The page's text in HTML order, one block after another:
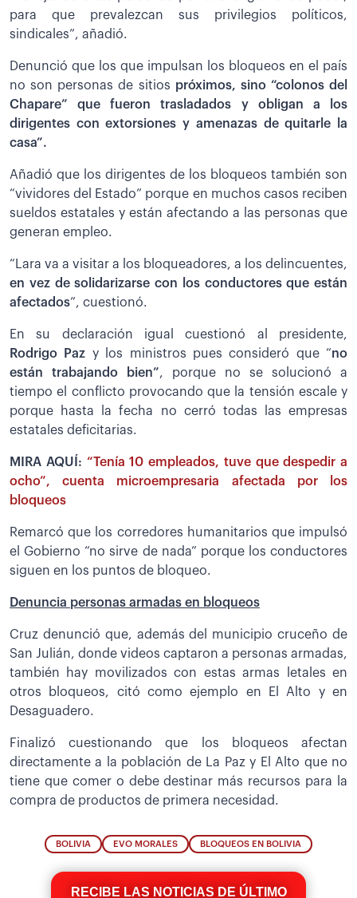
para que prevalezcan sus privilegios políticos,
sindicales”, añadió.
Denunció que los que impulsan los bloqueos en el país
no son personas de sitios próximos, sino “colonos del
Chapare” que fueron trasladados y obligan a los
dirigentes con extorsiones y amenazas de quitarle la
casa”.
Añadió que los dirigentes de los bloqueos también son
“vividores del Estado” porque en muchos casos reciben
sueldos estatales y están afectando a las personas que
generan empleo.
“Lara va a visitar a los bloqueadores, a los delincuentes,
en vez de solidarizarse con los conductores que están
afectados”, cuestionó.
En su declaración igual cuestionó al presidente,
Rodrigo Paz y los ministros pues consideró que “no
están trabajando bien”, porque no se solucionó a
tiempo el conflicto provocando que la tensión escale y
porque hasta la fecha no cerró todas las empresas
estatales deficitarias.
MIRA AQUÍ: “Tenía 10 empleados, tuve que despedir a
ocho”, cuenta microempresaria afectada por los
bloqueos
Remarcó que los corredores humanitarios que impulsó
el Gobierno “no sirve de nada” porque los conductores
siguen en los puntos de bloqueo.
Denuncia personas armadas en bloqueos
Cruz denunció que, además del municipio cruceño de
San Julián, donde videos captaron a personas armadas,
también hay movilizados con estas armas letales en
otros bloqueos, citó como ejemplo en El Alto y en
Desaguadero.
Finalizó cuestionando que los bloqueos afectan
directamente a la población de La Paz y El Alto que no
tiene que comer o debe destinar más recursos para la
compra de productos de primera necesidad.
BOLIVIA EVO MORALES BLOQUEOS EN BOLIVIA
RECIBE LAS NOTICIAS DE ÚLTIMO